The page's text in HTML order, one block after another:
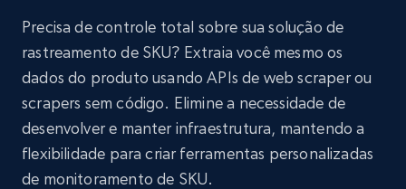
Precisa de controle total sobre sua solução de
rastreamento de SKU? Extraia você mesmo os
dados do produto usando APIs de web scraper ou
scrapers sem código. Elimine a necessidade de
desenvolver e manter infraestrutura, mantendo a
flexibilidade para criar ferramentas personalizadas
de monitoramento de SKU.